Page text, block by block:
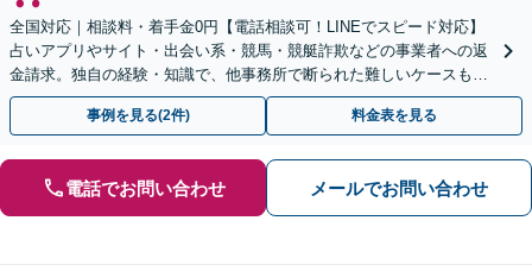
全国対応｜相談料・着手金0円【電話相談可！LINEでスピード対応】
占いアプリやサイト・出会い系・競馬・競艇詐欺などの事業者への返
金請求。独自の経験・知識で、他事務所で断られた難しいケースも解
決に導いた実績あり。まずはお気軽にご相談ください
事例を見る(2件) 料金表を見る
電話でお問い合わせ メールでお問い合わせ